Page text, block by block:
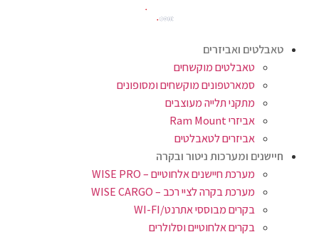
טאבלטים ואביזרים
טאבלטים מוקשחים
סמארטפונים מוקשחים ומסופונים
מתקני תלייה מעוצבים
אביזרי Ram Mount
אביזרים לטאבלטים
חיישנים ומערכות ניטור ובקרה
מערכת חיישנים אלחוטיים – WISE PRO
מערכת בקרה לציי רכב – WISE CARGO
בקרים מבוססי אתרנט/WI-FI
בקרים אלחוטיים וסלולרים